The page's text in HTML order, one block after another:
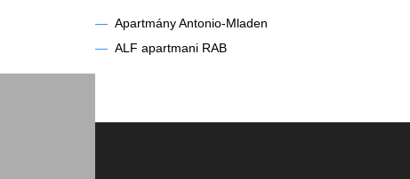
— Apartmány Antonio-Mladen
— ALF apartmani RAB